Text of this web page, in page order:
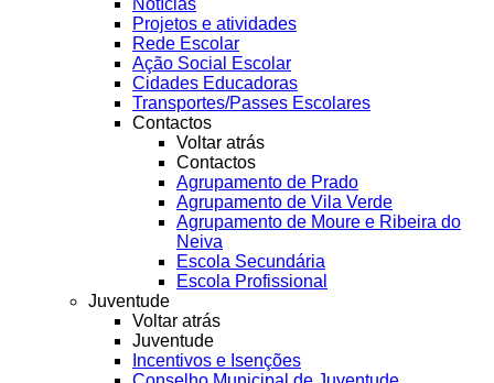
Projetos e atividades
Rede Escolar
Ação Social Escolar
Cidades Educadoras
Transportes/Passes Escolares
Contactos
Voltar atrás
Contactos
Agrupamento de Prado
Agrupamento de Vila Verde
Agrupamento de Moure e Ribeira do
Neiva
Escola Secundária
Escola Profissional
Juventude
Voltar atrás
Juventude
Incentivos e Isenções